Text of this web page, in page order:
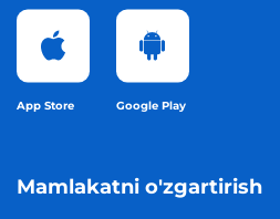
App Store Google Play
Mamlakatni o'zgartirish